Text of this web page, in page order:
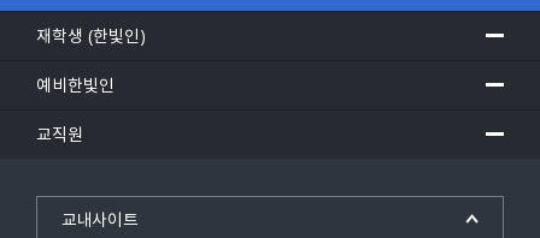
재학생 (한빛인)
예비한빛인
교직원
교내사이트